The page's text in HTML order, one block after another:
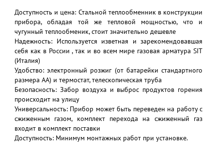
Доступность и цена: Стальной теплообменник в конструкции
прибора, обладая той же тепловой мощностью, что и
чугунный теплообменик, стоит значительно дешевле
Надежность: Используется изветная и зарекомендовавшая
себя как в России , так и во всем мире газовая арматура SIT
(Италия)
Удобство: электронный розжиг (от батарейки стандартного
размера АА) и термостат, телескопическая труба
Безопасность: Забор воздуха и выброс продуктов горения
происходит на улицу
Универсальность: Прибор может быть переведен на работу с
сжиженным газом, комплект перехода на сжиженный газ
входит в комплект поставки
Доступность: Минимум монтажных работ при установке.